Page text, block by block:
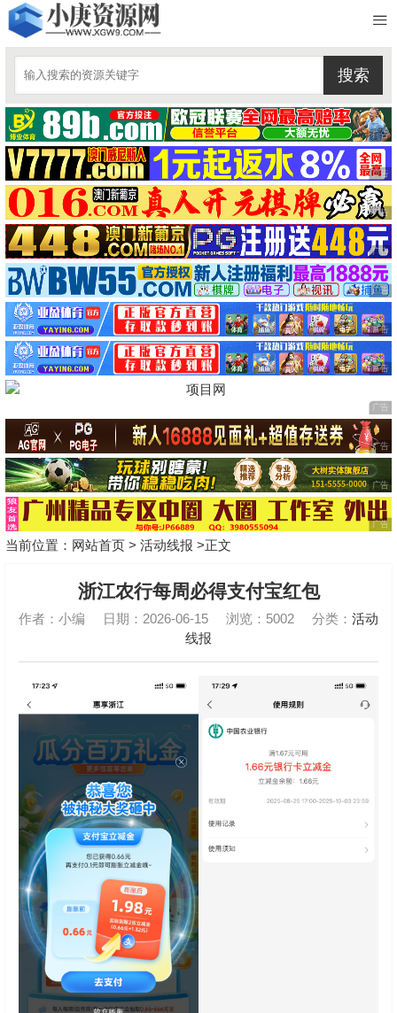
当前位置： 网站首页 > 活动线报 >正文
浙江农行每周必得支付宝红包
作者：小编 日期：2026-06-15 浏览：5002 分类： 活动
线报